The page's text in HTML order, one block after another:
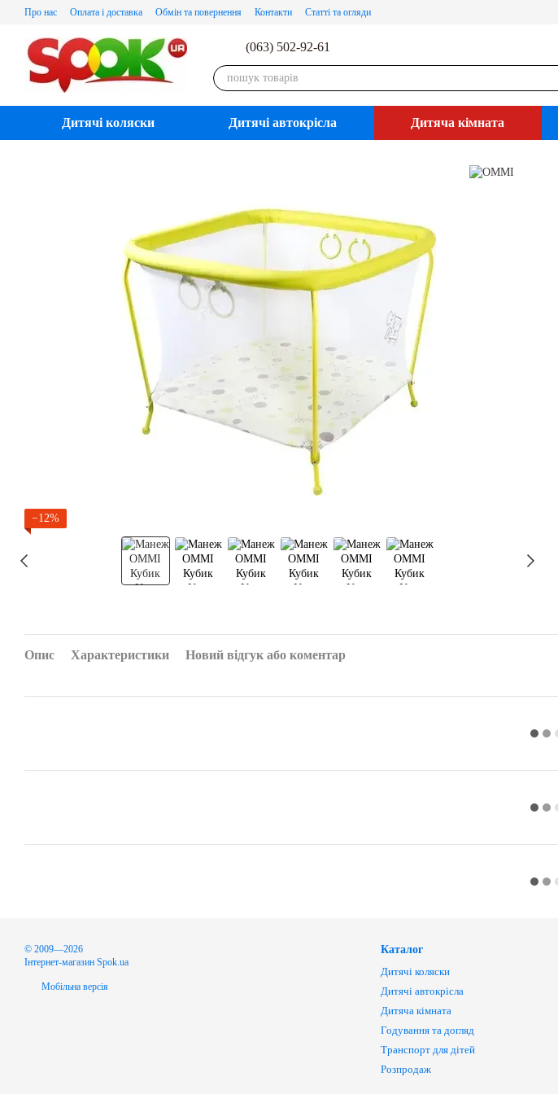
Перейти до основного контенту
Про нас Оплата і доставка Обмін та повернення Контакти Статті та огляди
(063) 502-92-61
Дитячі коляски Дитячі автокрісла Дитяча кімната
−12%
Опис Характеристики Новий відгук або коментар
© 2009—2026
Інтернет-магазин Spok.ua
Мобільна версія
Каталог
Дитячі коляски
Дитячі автокрісла
Дитяча кімната
Годування та догляд
Транспорт для дітей
Розпродаж